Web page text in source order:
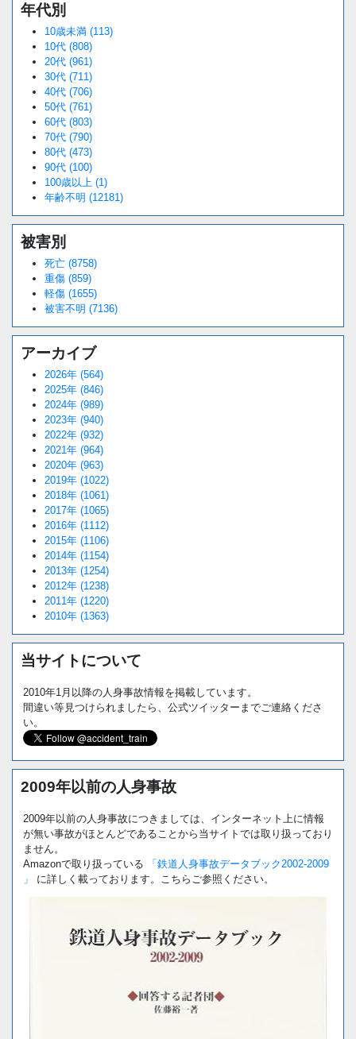
年代別
10歳未満 (113)
10代 (808)
20代 (961)
30代 (711)
40代 (706)
50代 (761)
60代 (803)
70代 (790)
80代 (473)
90代 (100)
100歳以上 (1)
年齢不明 (12181)
被害別
死亡 (8758)
重傷 (859)
軽傷 (1655)
被害不明 (7136)
アーカイブ
2026年 (564)
2025年 (846)
2024年 (989)
2023年 (940)
2022年 (932)
2021年 (964)
2020年 (963)
2019年 (1022)
2018年 (1061)
2017年 (1065)
2016年 (1112)
2015年 (1106)
2014年 (1154)
2013年 (1254)
2012年 (1238)
2011年 (1220)
2010年 (1363)
当サイトについて
2010年1月以降の人身事故情報を掲載しています。
間違い等見つけられましたら、公式ツイッターまでご連絡くださ
い。
2009年以前の人身事故
2009年以前の人身事故につきましては、インターネット上に情報
が無い事故がほとんどであることから当サイトでは取り扱っており
ません。
Amazonで取り扱っている
「鉄道人身事故データブック2002-2009
」
に詳しく載っております。こちらご参照ください。